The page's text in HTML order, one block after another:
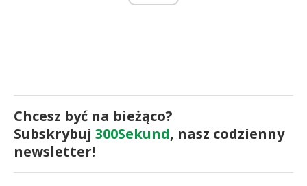
Chcesz być na bieżąco?
Subskrybuj 300Sekund, nasz codzienny
newsletter!